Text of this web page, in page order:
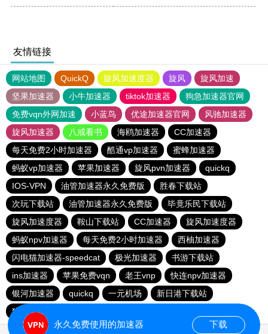
友情链接
网站地图 QuickQ 旋风加速度器 旋风
旋风加速
坚果加速器
小牛加速器 tiktok加速器
狗急加速器官网
免费vqn外网加速
小蓝鸟 优途加速器官网
风驰加速器
旋风加速器
八戒看书 海鸥加速器
CC加速器
每天免费2小时加速器
酷通vp加速器
蜜蜂加速器
蚂蚁vp加速器
苹果加速器 旋风pvn加速器
quickq
IOS-VPN
油管加速器永久免费版
胜春下载站
次玩下载站
油管加速器永久免费版
毕竟乐民下载站
旋风加速度器
鞍山下载站 CC加速器
旋风加速度器
蚂蚁npv加速器
每天免费2小时加速器
西柚加速器
闪电猫加速器-speedcat
极光加速器
书游下载站
ins加速器
苹果免费vqn 老王vnp
快连npv加速器
银河加速器
quickq 一元机场
新日港下载站
猎豹加速器
永久免费使用的加速器 下载